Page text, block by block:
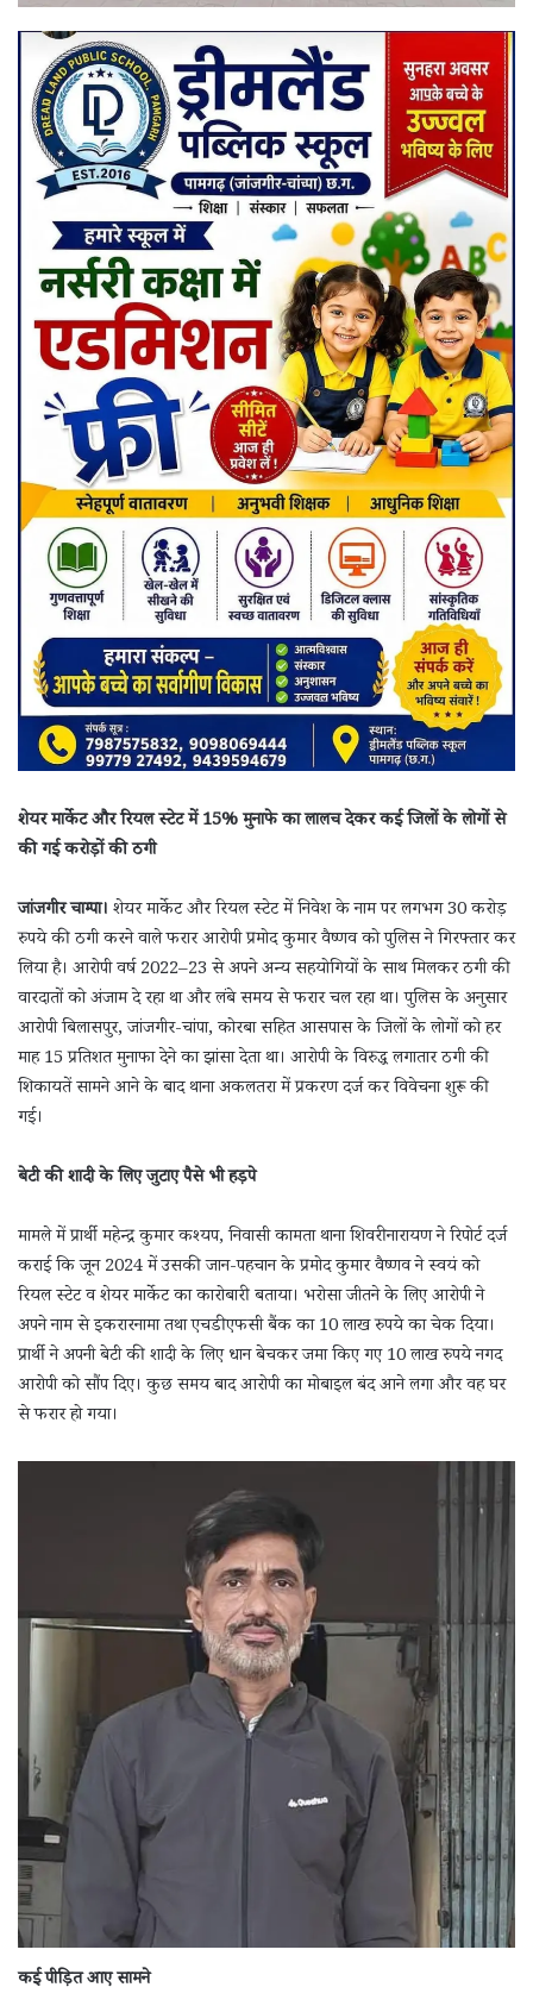
शेयर मार्केट और रियल स्टेट में 15% मुनाफे का लालच देकर कई जिलों के लोगों से
की गई करोड़ों की ठगी
जांजगीर चाम्पा। शेयर मार्केट और रियल स्टेट में निवेश के नाम पर लगभग 30 करोड़
रुपये की ठगी करने वाले फरार आरोपी प्रमोद कुमार वैष्णव को पुलिस ने गिरफ्तार कर
लिया है। आरोपी वर्ष 2022–23 से अपने अन्य सहयोगियों के साथ मिलकर ठगी की
वारदातों को अंजाम दे रहा था और लंबे समय से फरार चल रहा था। पुलिस के अनुसार
आरोपी बिलासपुर, जांजगीर-चांपा, कोरबा सहित आसपास के जिलों के लोगों को हर
माह 15 प्रतिशत मुनाफा देने का झांसा देता था। आरोपी के विरुद्ध लगातार ठगी की
शिकायतें सामने आने के बाद थाना अकलतरा में प्रकरण दर्ज कर विवेचना शुरू की
गई।
बेटी की शादी के लिए जुटाए पैसे भी हड़पे
मामले में प्रार्थी महेन्द्र कुमार कश्यप, निवासी कामता थाना शिवरीनारायण ने रिपोर्ट दर्ज
कराई कि जून 2024 में उसकी जान-पहचान के प्रमोद कुमार वैष्णव ने स्वयं को
रियल स्टेट व शेयर मार्केट का कारोबारी बताया। भरोसा जीतने के लिए आरोपी ने
अपने नाम से इकरारनामा तथा एचडीएफसी बैंक का 10 लाख रुपये का चेक दिया।
प्रार्थी ने अपनी बेटी की शादी के लिए धान बेचकर जमा किए गए 10 लाख रुपये नगद
आरोपी को सौंप दिए। कुछ समय बाद आरोपी का मोबाइल बंद आने लगा और वह घर
से फरार हो गया।
कई पीड़ित आए सामने